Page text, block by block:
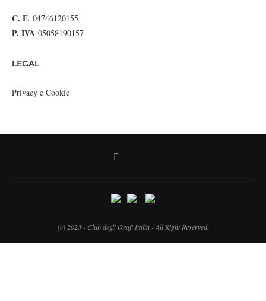
C. F. 04746120155
P. IVA 05058190157
LEGAL
Privacy e Cookie
(c) 2023 - Club degli Orafi Italia - All Right Reserved.